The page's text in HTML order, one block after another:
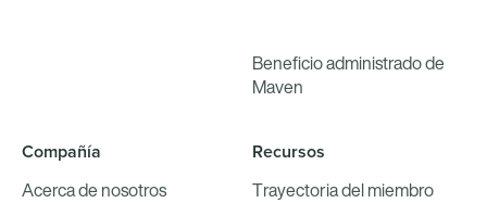
Beneficio administrado de
Maven
Compañía
Acerca de nosotros
Recursos
Trayectoria del miembro